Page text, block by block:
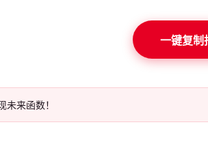
一键复制
未来函数！